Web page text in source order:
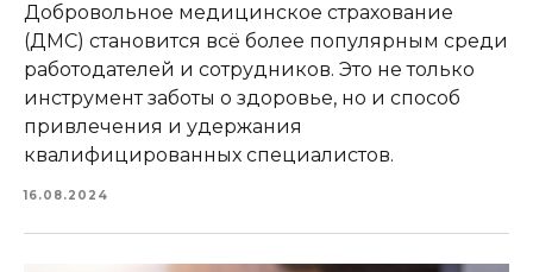
Добровольное медицинское страхование
(ДМС) становится всё более популярным среди
работодателей и сотрудников. Это не только
инструмент заботы о здоровье, но и способ
привлечения и удержания
квалифицированных специалистов.
16.08.2024